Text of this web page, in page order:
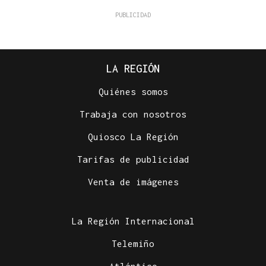
LA REGIÓN
Quiénes somos
Trabaja con nosotros
Quiosco La Región
Tarifas de publicidad
Venta de imágenes
La Región Internacional
Telemiño